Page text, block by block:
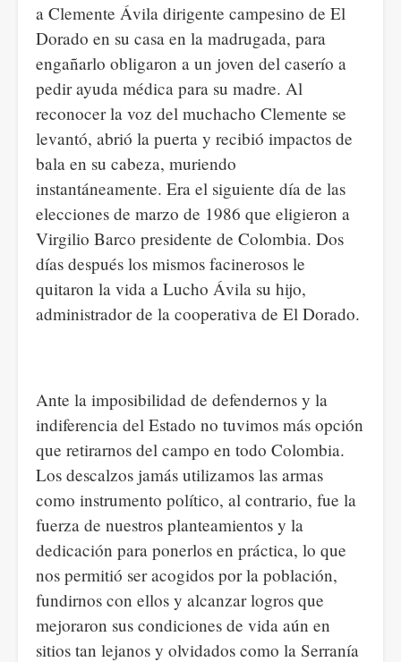
a Clemente Ávila dirigente campesino de El
Dorado en su casa en la madrugada, para
engañarlo obligaron a un joven del caserío a
pedir ayuda médica para su madre. Al
reconocer la voz del muchacho Clemente se
levantó, abrió la puerta y recibió impactos de
bala en su cabeza, muriendo
instantáneamente. Era el siguiente día de las
elecciones de marzo de 1986 que eligieron a
Virgilio Barco presidente de Colombia. Dos
días después los mismos facinerosos le
quitaron la vida a Lucho Ávila su hijo,
administrador de la cooperativa de El Dorado.
Ante la imposibilidad de defendernos y la
indiferencia del Estado no tuvimos más opción
que retirarnos del campo en todo Colombia.
Los descalzos jamás utilizamos las armas
como instrumento político, al contrario, fue la
fuerza de nuestros planteamientos y la
dedicación para ponerlos en práctica, lo que
nos permitió ser acogidos por la población,
fundirnos con ellos y alcanzar logros que
mejoraron sus condiciones de vida aún en
sitios tan lejanos y olvidados como la Serranía